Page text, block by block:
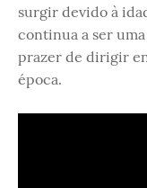
surgir devido à
continua a ser
prazer de dirigir
época.